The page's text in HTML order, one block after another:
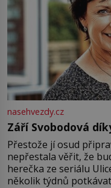
nasehvezdy.cz
Září Svobodová
Přestože jí osud
nepřestala věřit, že bude
herečka ze seriálu
několik týdnů